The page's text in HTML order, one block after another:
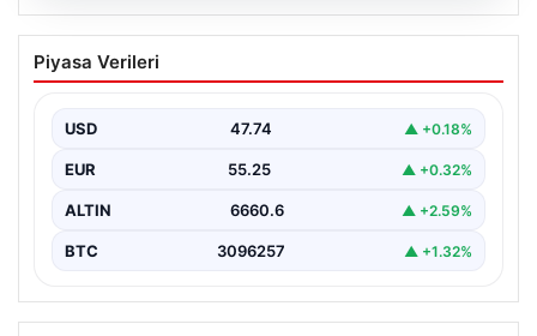
05.08.2026
Yıldırım ailesinin 34 yıllık mucizesi:
Anıtkabir hayali gerçek oldu
Zeynep Yıldırım (59), tam 34 yıl boyunca…
Piyasa Verileri
USD 47.74 ▲ +0.18%
EUR 55.25 ▲ +0.32%
ALTIN 6660.6 ▲ +2.59%
BTC 3096257 ▲ +1.32%